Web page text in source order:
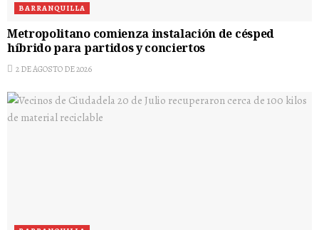
BARRANQUILLA
Metropolitano comienza instalación de césped
híbrido para partidos y conciertos
2 DE AGOSTO DE 2026